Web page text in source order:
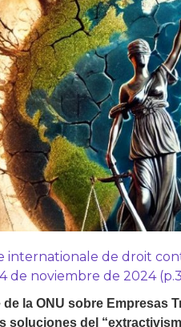
al
país
en la
internationale de droit
de noviembre de 2024
la ONU sobre Empresas
soluciones del